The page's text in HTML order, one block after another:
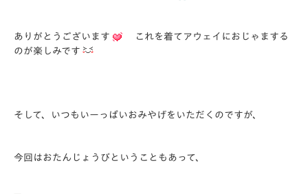
ありがとうございます
これを着てアウェイにおじゃまする
のが楽しみです
そして、いつもいーっぱいおみやげをいただくのですが、
今回はおたんじょうびということもあって、